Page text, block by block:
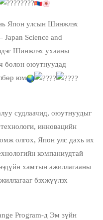
Япон улсын Шинжлэх
Japan Science and
Шинжлэх ухааны
болон оюутнуудад
юм
судлаачид, оюутнуудыг
инновацийн
олгох, Япон улс дахь их
компаниудтай
хамтын ажиллагааны
бэхжүүлэх
Program-д Эм зүйн